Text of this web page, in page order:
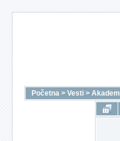
Početna > Vesti >